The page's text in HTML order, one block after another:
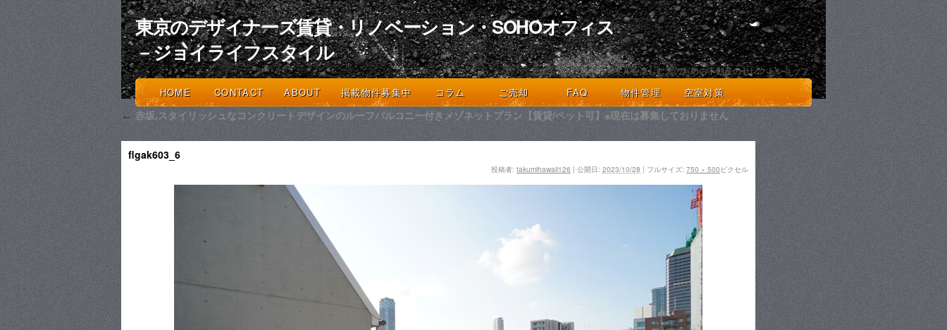
東京のデザイナーズ賃貸・リノベーション・SOHOオフィス
－ジョイライフスタイル
デザインとライフスタイルを楽しむ人のための不動産のセレクトショップ
HOME CONTACT ABOUT 掲載物件募集中 コラム ご売却 FAQ 物件管理 空室対策
← 赤坂,スタイリッシュなコンクリートデザインのルーフバルコニー付きメゾネットプラン【賃貸/ペット可】※現在は募集しておりません
flgak603_6
投稿者: takumihawaii126 | 公開日: 2023/10/28 | フルサイズ: 750 × 500 ピクセル